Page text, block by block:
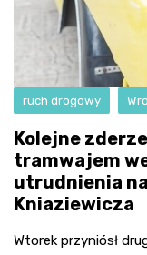
ruch drogowy
Kolejne
tramwajem
utrudnienia
Kniaziewicza
Wtorek przyniósł